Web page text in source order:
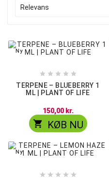
Relevans
Ny
    
TERPENE – BLUEBERRY 1
ML | PLANT OF LIFE
150,00 kr.
 KØB NU
Ny
    